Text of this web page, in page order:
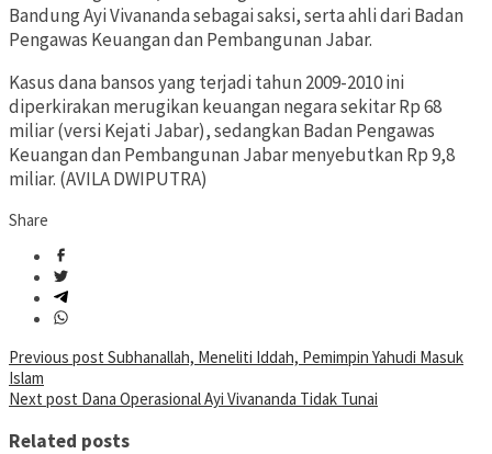
Bandung Ayi Vivananda sebagai saksi, serta ahli dari Badan
Pengawas Keuangan dan Pembangunan Jabar.
Kasus dana bansos yang terjadi tahun 2009-2010 ini
diperkirakan merugikan keuangan negara sekitar Rp 68
miliar (versi Kejati Jabar), sedangkan Badan Pengawas
Keuangan dan Pembangunan Jabar menyebutkan Rp 9,8
miliar. (AVILA DWIPUTRA)
Share
Post
navigation
Previous post Subhanallah, Meneliti Iddah, Pemimpin Yahudi Masuk
Islam
Next post Dana Operasional Ayi Vivananda Tidak Tunai
Related posts